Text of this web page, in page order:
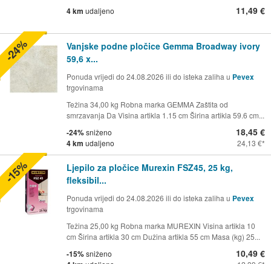
4 km udaljeno 11,49 €
Vanjske podne pločice Gemma Broadway ivory
59,6 x...
Ponuda vrijedi do 24.08.2026 ili do isteka zaliha u Pevex
trgovinama
Težina 34,00 kg Robna marka GEMMA Zaštita od
smrzavanja Da Visina artikla 1.15 cm Širina artikla 59.6 cm...
-24%sniženo
4 km udaljeno
18,45 €
24,13 €
-24%
Ljepilo za pločice Murexin FSZ45, 25 kg,
fleksibil...
Ponuda vrijedi do 24.08.2026 ili do isteka zaliha u Pevex
trgovinama
Težina 25,00 kg Robna marka MUREXIN Visina artikla 10
cm Širina artikla 30 cm Dužina artikla 55 cm Masa (kg) 25...
-15%sniženo 10,49 €
-15%